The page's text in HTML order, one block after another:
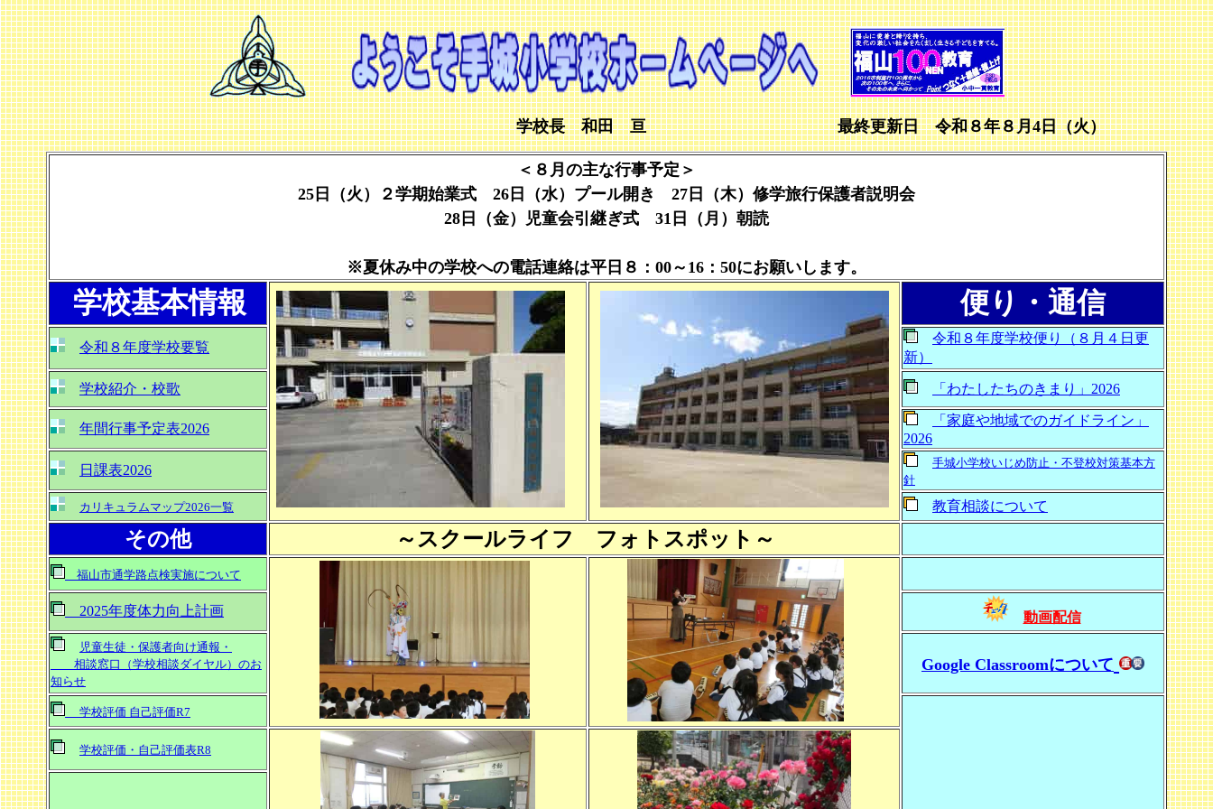
学校長 和田 亘 最終更新日 令和８年８月4日（火）
＜ ８月の主な行事予定＞
25日（火）２学期始業式 26日（水）プール開き 27日（木）修学旅行保護者説明会
28日（金）児童会引継ぎ式 31日（月）朝読
※夏休み中の学校への電話連絡は平日８：00～16：50にお願いします。
学校基本情報 便り・通信
令和８年度学校要覧
令和８年度学校便り（８月４日更
新）
学校紹介・校歌 「わたしたちのきまり」2026
年間行事予定表2026
「家庭や地域でのガイドライン」
2026
日課表2026
手城小学校いじめ防止・不登校対策基本方
針
カリキュラムマップ2026一覧 教育相談について
その他 ～スクールライフ フォトスポット～
福山市通学路点検実施について
2025年度体力向上計画 動画配信
児童生徒・保護者向け通報・
相談窓口（学校相談ダイヤル）のお
知らせ
Google Classroomについて
学校評価 自己評価R7
学校評価・自己評価表R8